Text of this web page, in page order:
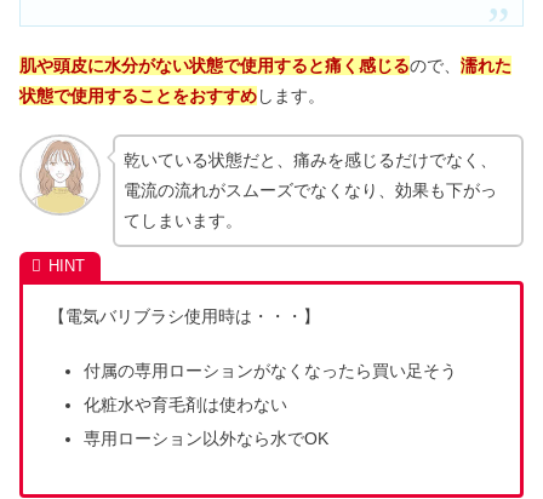
肌や頭皮に水分がない状態で使用すると痛く感じるので、 濡れた
状態で使用することをおすすめします。
乾いている状態だと、痛みを感じるだけでなく、
電流の流れがスムーズでなくなり、効果も下がっ
てしまいます。
【電気バリブラシ使用時は・・・】
付属の専用ローションがなくなったら買い足そう
化粧水や育毛剤は使わない
専用ローション以外なら水でOK